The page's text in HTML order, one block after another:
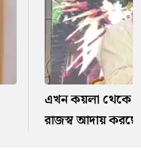
এখন কয়লা থেকে
রাজস্ব আদায়